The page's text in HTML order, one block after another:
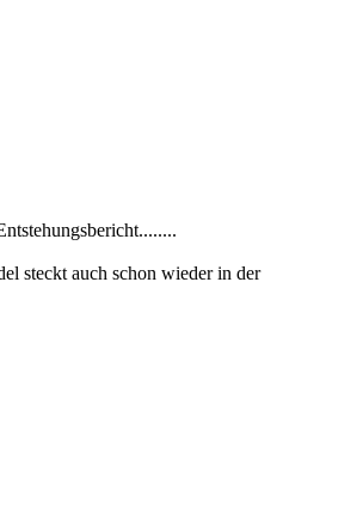
steckt auch schon wieder in der